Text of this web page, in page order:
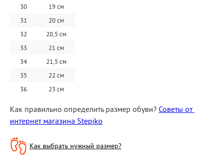
30
19 см
31
20 см
32
20,5 см
33
21 см
34
21,5 см
35
22 см
36
23 см
Как правильно определить размер обуви? Советы от
интернет магазина Stepiko
Как выбрать нужный размер?